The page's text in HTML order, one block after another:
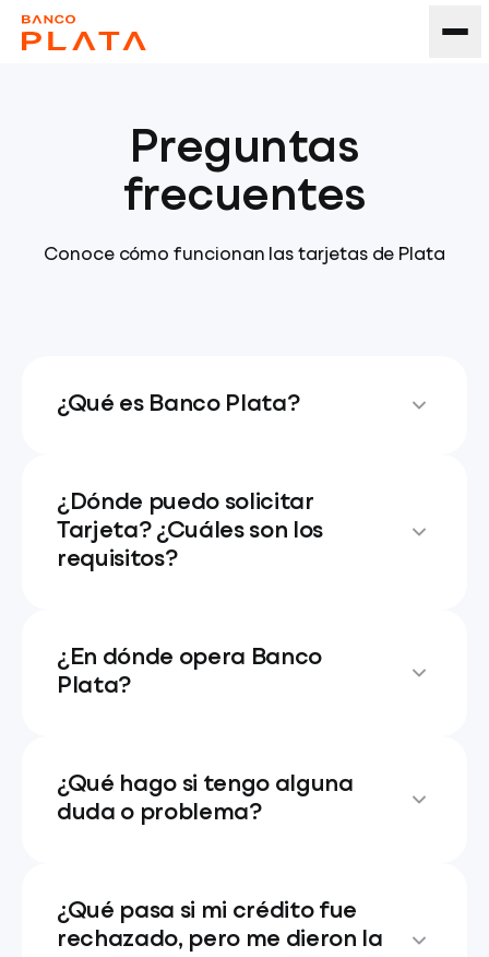
Preguntas
frecuentes
Conoce cómo funcionan las tarjetas de Plata
¿Qué es Banco Plata?
¿Dónde puedo solicitar
Tarjeta? ¿Cuáles son los
requisitos?
¿En dónde opera Banco
Plata?
¿Qué hago si tengo alguna
duda o problema?
¿Qué pasa si mi crédito fue
rechazado, pero me dieron la